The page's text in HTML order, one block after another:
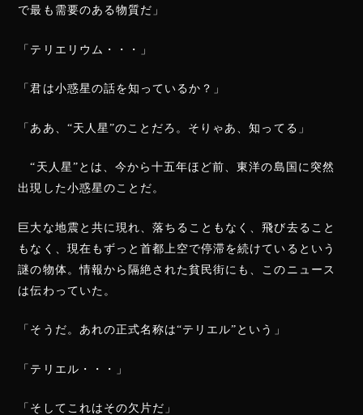
で最も需要のある物質だ」
「テリエリウム・・・」
「君は小惑星の話を知っているか？」
「ああ、“天人星”のことだろ。そりゃあ、知ってる」
“天人星”とは、今から十五年ほど前、東洋の島国に突然
出現した小惑星のことだ。
巨大な地震と共に現れ、落ちることもなく、飛び去ること
もなく、現在もずっと首都上空で停滞を続けているという
謎の物体。情報から隔絶された貧民街にも、このニュース
は伝わっていた。
「そうだ。あれの正式名称は“テリエル”という」
「テリエル・・・」
「そしてこれはその欠片だ」